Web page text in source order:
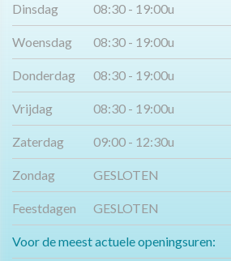
Dinsdag 08:30 - 19:00u
Woensdag 08:30 - 19:00u
Donderdag 08:30 - 19:00u
Vrijdag 08:30 - 19:00u
Zaterdag 09:00 - 12:30u
Zondag GESLOTEN
Feestdagen GESLOTEN
Voor de meest actuele openingsuren: